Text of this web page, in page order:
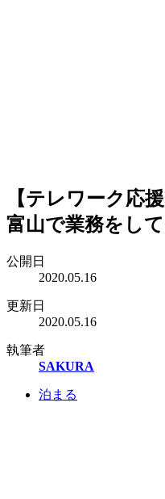
【テレワーク応
富山で業務をし
公開日
2020.05.16
更新日
2020.05.16
執筆者
SAKURA
泊まる